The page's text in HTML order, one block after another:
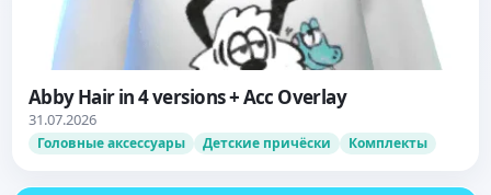
Abby Hair in 4 versions + Acc Overlay
31.07.2026
Головные аксессуары Детские причёски Комплекты